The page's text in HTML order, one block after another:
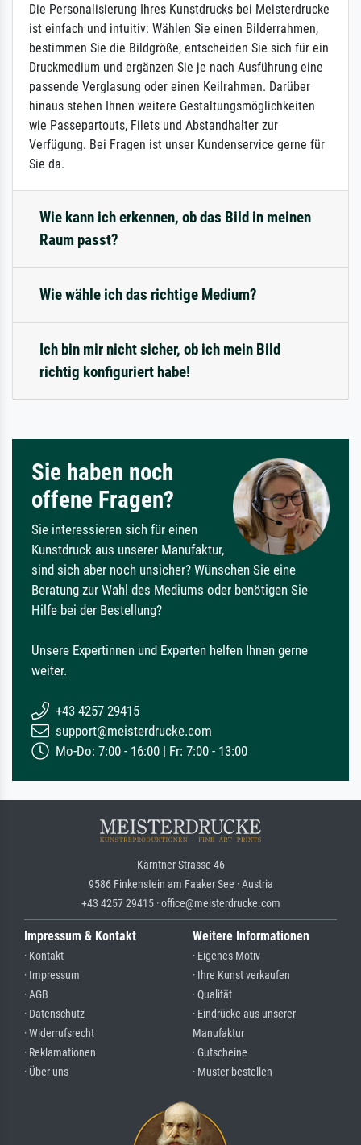
Die Personalisierung Ihres Kunstdrucks bei Meisterdrucke
ist einfach und intuitiv: Wählen Sie einen Bilderrahmen,
bestimmen Sie die Bildgröße, entscheiden Sie sich für ein
Druckmedium und ergänzen Sie je nach Ausführung eine
passende Verglasung oder einen Keilrahmen. Darüber
hinaus stehen Ihnen weitere Gestaltungsmöglichkeiten
wie Passepartouts, Filets und Abstandhalter zur
Verfügung. Bei Fragen ist unser Kundenservice gerne für
Sie da.
Wie kann ich erkennen, ob das Bild in meinen
Raum passt?
Wie wähle ich das richtige Medium?
Ich bin mir nicht sicher, ob ich mein Bild
richtig konfiguriert habe!
Sie haben noch
offene Fragen?
Sie interessieren sich für einen
Kunstdruck aus unserer Manufaktur,
sind sich aber noch unsicher? Wünschen Sie eine
Beratung zur Wahl des Mediums oder benötigen Sie
Hilfe bei der Bestellung?
Unsere Expertinnen und Experten helfen Ihnen gerne
weiter.
+43 4257 29415
support@meisterdrucke.com
Mo-Do: 7:00 - 16:00 | Fr: 7:00 - 13:00
Kärntner Strasse 46
9586 Finkenstein am Faaker See · Austria
+43 4257 29415 · office@meisterdrucke.com
Impressum & Kontakt
· Kontakt
· Impressum
· AGB
· Datenschutz
· Widerrufsrecht
· Reklamationen
· Über uns
Weitere Informationen
· Eigenes Motiv
· Ihre Kunst verkaufen
· Qualität
· Eindrücke aus unserer
Manufaktur
· Gutscheine
· Muster bestellen